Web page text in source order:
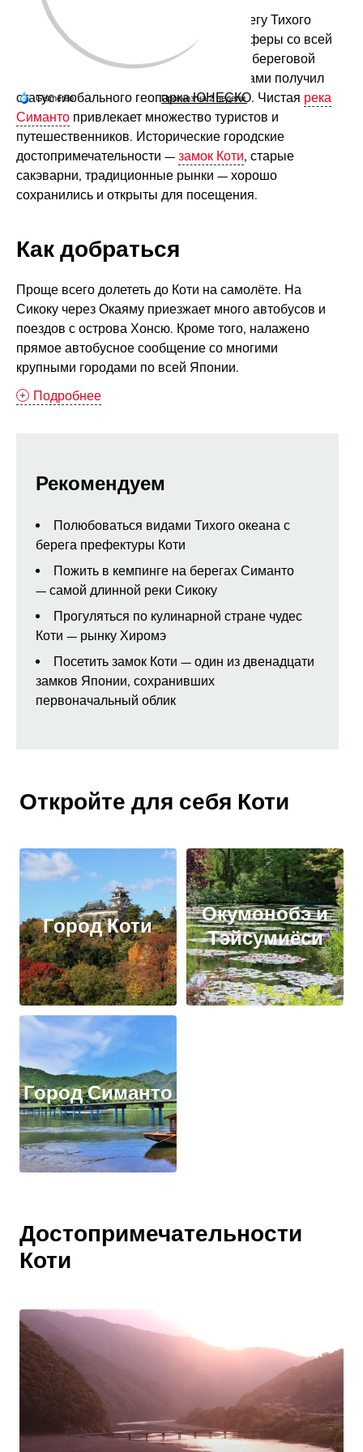
Префектура Коти расположена на берегу Тихого
океана, поэтому сюда съезжаются сёрферы со всей
Японии. МысМурото
с его изрезанной береговой
линией, необычными скалами и валунами получил
статус глобального геопарка ЮНЕСКО. Чистая река
Симантопривлекает множество туристов и
путешественников. Исторические городские
достопримечательности — замок Коти, старые
сакэварни, традиционные рынки — хорошо
сохранились и открыты для посещения.
Как добраться
Проще всего долететь до Коти на самолёте. На
Сикоку через Окаяму приезжает много автобусов и
поездов с острова Хонсю. Кроме того, налажено
прямое автобусное сообщение со многими
крупными городами по всей Японии.
Подробнее
Рекомендуем
Полюбоваться видами Тихого океана с
берега префектуры Коти
Пожить в кемпинге на берегах Симанто
— самой длинной реки Сикоку
Прогуляться по кулинарной стране чудес
Коти — рынку Хиромэ
Посетить замок Коти — один из двенадцати
замков Японии, сохранивших
первоначальный облик
Откройте для себя Коти
Город Коти
Окумонобэ и
Тэйсумиёси
Город Симанто
Достопримечательности
Коти